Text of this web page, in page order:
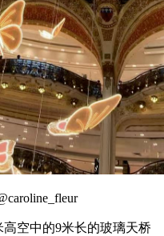
空中的9米长的玻璃天桥